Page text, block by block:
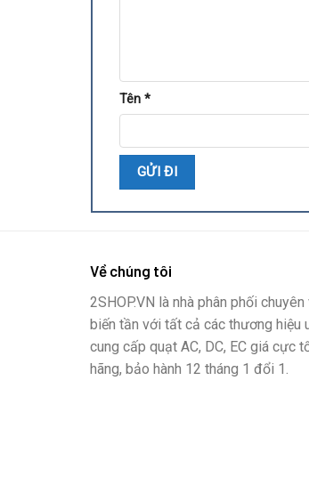
Tên *
Về chúng tôi
2SHOP.VN là nhà phân phối
biến tần với tất cả các thương hiệu
cung cấp quạt AC, DC, EC giá cực
hãng, bảo hành 12 tháng 1 đổi 1.